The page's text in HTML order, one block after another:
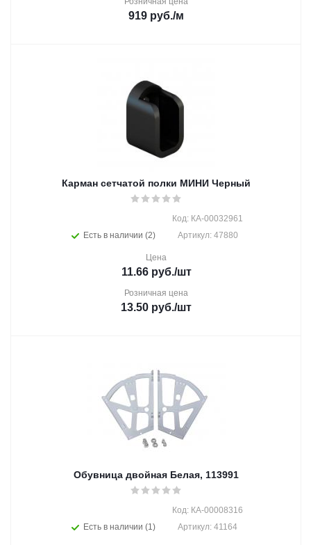
919 руб./м
Карман сетчатой полки МИНИ Черный
Есть в наличии (2)
Код: КА-00032961
Артикул: 47880
Цена
11.66руб./шт
Розничная цена
13.50 руб./шт
Обувница двойная Белая, 113991
Есть в наличии (1)
Код: КА-00008316
Артикул: 41164